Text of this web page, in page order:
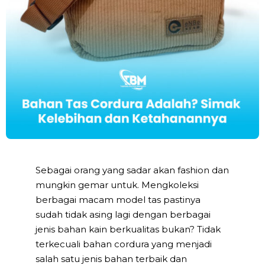
Sebagai orang yang sadar akan fashion dan
mungkin gemar untuk. Mengkoleksi
berbagai macam model tas pastinya
sudah tidak asing lagi dengan berbagai
jenis bahan kain berkualitas bukan? Tidak
terkecuali bahan cordura yang menjadi
salah satu jenis bahan terbaik dan